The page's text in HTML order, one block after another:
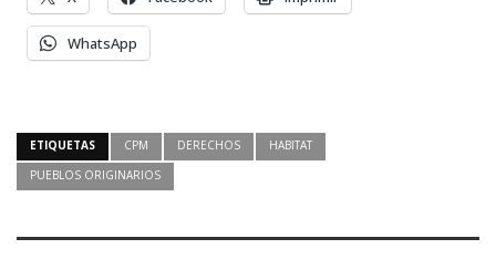
WhatsApp
ETIQUETAS CPM DERECHOS
HABITAT
PUEBLOS ORIGINARIOS